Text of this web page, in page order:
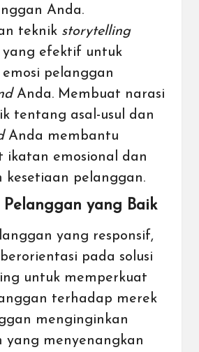
Anda.
teknik storytelling
efektif untuk
pelanggan
Anda. Membuat narasi
tentang asal-usul dan
Anda membantu
ikatan emosional dan
kesetiaan pelanggan.
Pelanggan yang Baik
yang responsif,
pada solusi
untuk memperkuat
terhadap merek
menginginkan
yang menyenangkan